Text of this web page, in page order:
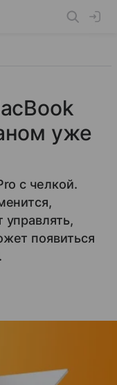
уже
с челкой.
появиться